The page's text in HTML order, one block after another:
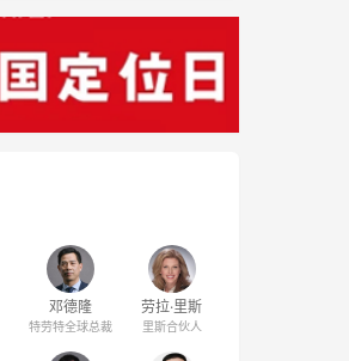
邓德隆
特劳特全球总裁
劳拉·里斯
里斯合伙人